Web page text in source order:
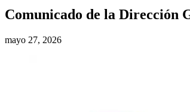
Comunicado de la Dirección
mayo 27, 2026